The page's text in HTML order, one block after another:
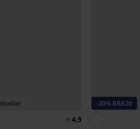
4,9
-20% BRA20